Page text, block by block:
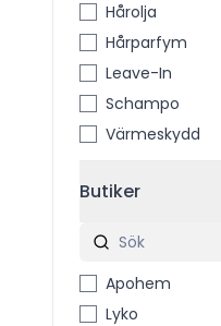
Hårolja
Hårparfym
Leave-In
Schampo
Värmeskydd
Butiker
Apohem
Lyko